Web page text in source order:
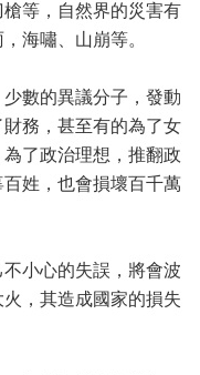
等，自然界的災害有
海嘯、山崩等。
數的異議分子，發動
務，甚至有的為了女
了政治理想，推翻政
姓，也會損壞百千萬
小心的失誤，將會波
，其造成國家的損失